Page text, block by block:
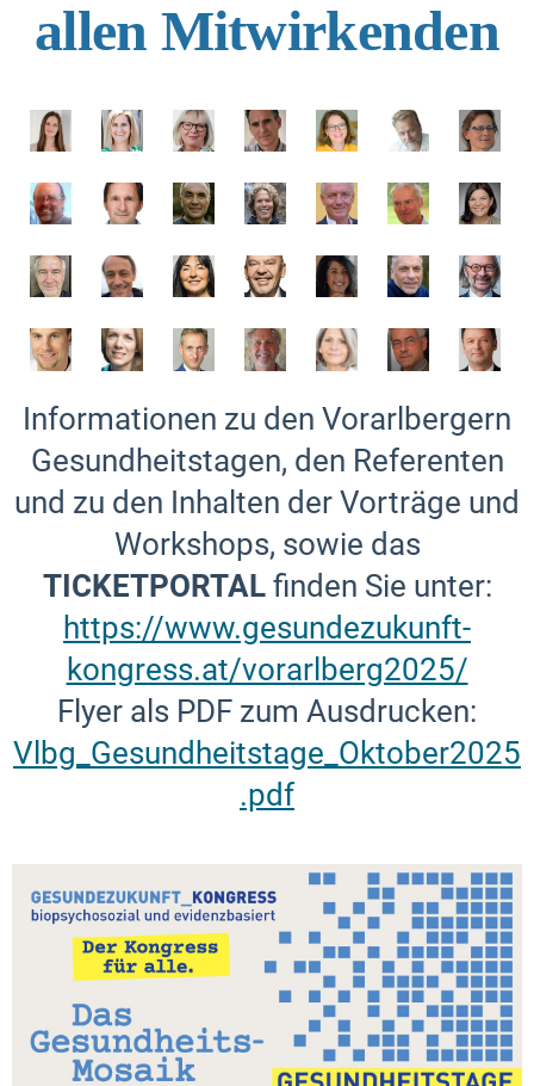
allen Mitwirkenden
Informationen zu den Vorarlbergern
Gesundheitstagen, den Referenten
und zu den Inhalten der Vorträge und
Workshops, sowie das
TICKETPORTAL finden Sie unter:
https://www.gesundezukunft-
kongress.at/vorarlberg2025/
Flyer als PDF zum Ausdrucken:
Vlbg_Gesundheitstage_Oktober2025
.pdf